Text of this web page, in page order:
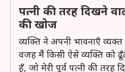
पत्नी की तरह दिखने
की खोज
व्यक्ति ने अपनी भावनाएँ
वजह मैं किसी ऐसे व्यक्ति को
हूँ, जो मेरी पूर्व पत्नी की तरह